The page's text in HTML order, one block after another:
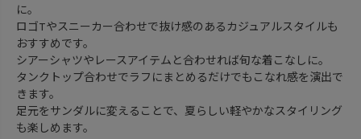
に。
ロゴTやスニーカー合わせで抜け感のあるカジュアルスタイルも
おすすめです。
シアーシャツやレースアイテムと合わせれば旬な着こなしに。
タンクトップ合わせでラフにまとめるだけでもこなれ感を演出で
きます。
足元をサンダルに変えることで、夏らしい軽やかなスタイリング
も楽しめます。